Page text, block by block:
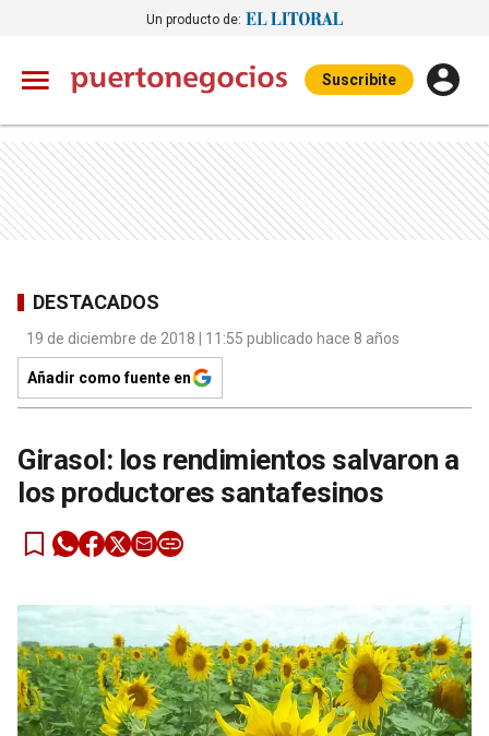
Un producto de:
Suscribite
DESTACADOS
19 de diciembre de 2018 | 11:55 publicado hace 8 años
Añadir como fuente en
Girasol: los rendimientos salvaron a
los productores santafesinos